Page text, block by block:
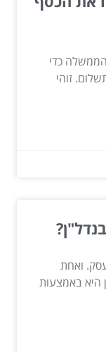
כדי
זוהי
ואחת
היא באמצעות